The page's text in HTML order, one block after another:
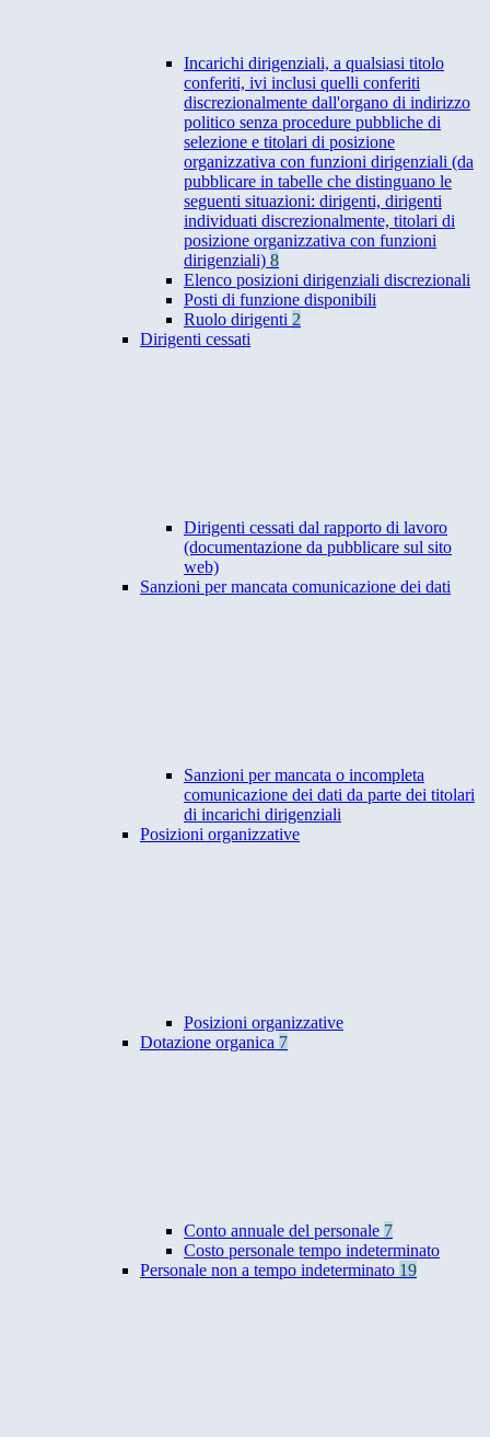
Incarichi dirigenziali, a qualsiasi titolo
conferiti, ivi inclusi quelli conferiti
discrezionalmente dall'organo di indirizzo
politico senza procedure pubbliche di
selezione e titolari di posizione
organizzativa con funzioni dirigenziali (da
pubblicare in tabelle che distinguano le
seguenti situazioni: dirigenti, dirigenti
individuati discrezionalmente, titolari di
posizione organizzativa con funzioni
dirigenziali) 8
Elenco posizioni dirigenziali discrezionali
Posti di funzione disponibili
Ruolo dirigenti 2
Dirigenti cessati
Dirigenti cessati dal rapporto di lavoro
(documentazione da pubblicare sul sito
web)
Sanzioni per mancata comunicazione dei dati
Sanzioni per mancata o incompleta
comunicazione dei dati da parte dei titolari
di incarichi dirigenziali
Posizioni organizzative
Posizioni organizzative
Dotazione organica 7
Conto annuale del personale 7
Costo personale tempo indeterminato
Personale non a tempo indeterminato 19